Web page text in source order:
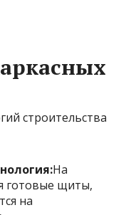
строительства
На
готовые щиты,
на